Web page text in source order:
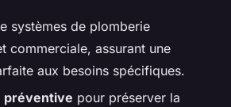
systèmes de plomberie
commerciale, assurant une
aux besoins spécifiques.
préventive pour préserver la